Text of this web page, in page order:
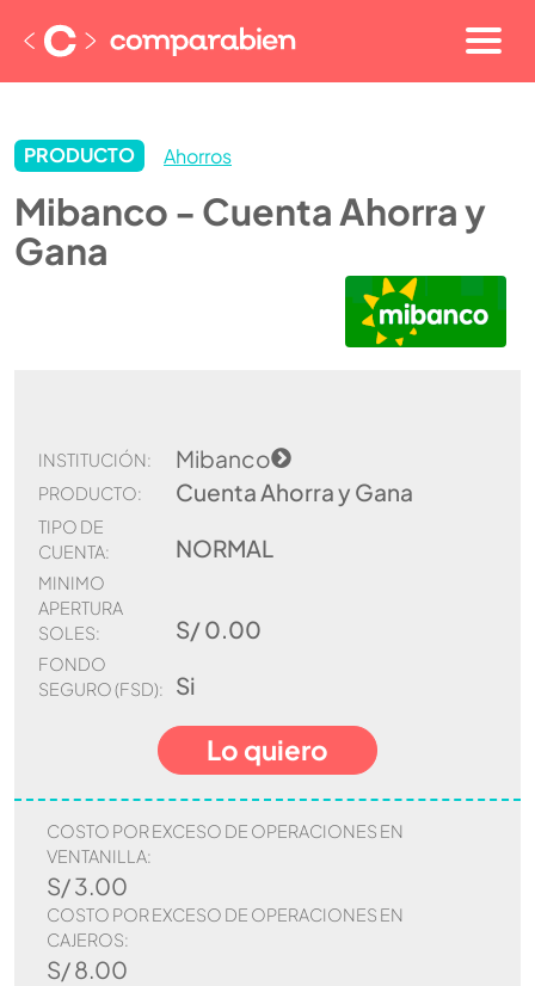
PRODUCTO Ahorros
Mibanco - Cuenta Ahorra y
Gana
INSTITUCIÓN: Mibanco
PRODUCTO: Cuenta Ahorra y Gana
TIPO DE
CUENTA:
NORMAL
MINIMO
APERTURA
SOLES:
S/ 0.00
FONDO
SEGURO (FSD):
Si
Lo quiero
COSTO POR EXCESO DE OPERACIONES EN
VENTANILLA:
S/ 3.00
COSTO POR EXCESO DE OPERACIONES EN
CAJEROS:
S/ 8.00